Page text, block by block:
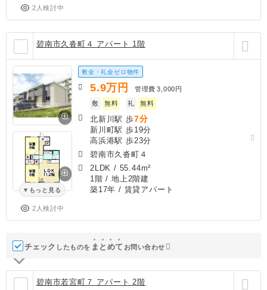
2人検討中
碧南市久沓町４ アパート 1階
もっと見る
2人検討中
敷金・礼金ゼロ物件
5.9万円 管理費 3,000円
敷
無料 礼 無料
北新川駅 歩7分
新川町駅 歩19分
高浜港駅 歩23分
碧南市久沓町４
2LDK / 55.44m²
1階 / 地上2階建
築17年 / 賃貸アパート
チェック したものを ま と めて お問い合わせ
碧南市若宮町７ アパート 2階